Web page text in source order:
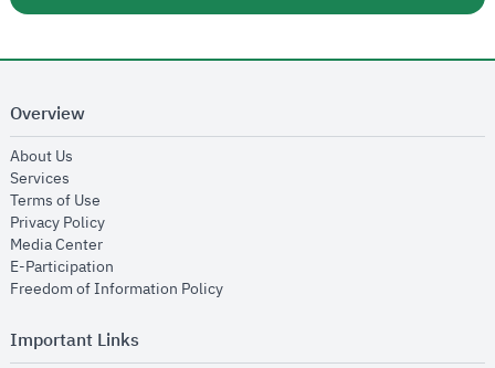
Overview
About Us
Services
Terms of Use
Privacy Policyopens in new window
Media Centeropens in new window
E-Participation
Freedom of Information Policyopens in new window
Important Links